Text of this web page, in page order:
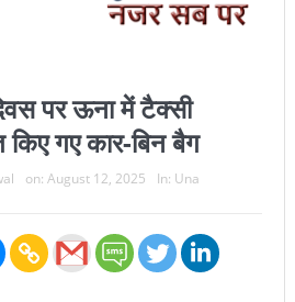
पर ऊना में टैक्सी
किए गए कार-बिन बैग
on: August 12, 2025 In: Una